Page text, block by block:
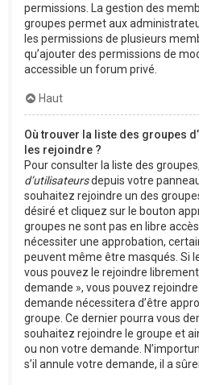
permissions. La gestion des
groupes permet aux
les permissions de plusieurs
qu’ajouter des permissions de
accessible un forum privé.
Haut
Où trouver la liste des groupes
les rejoindre ?
Pour consulter la liste des
d’utilisateursdepuis votre
souhaitez rejoindre un des
désiré et cliquez sur le bouton
groupes ne sont pas en libre
nécessiter une approbation,
peuvent même être masqués. Si
vous pouvez le rejoindre
demande », vous pouvez
demande nécessitera d’être
groupe. Ce dernier pourra vous
souhaitez rejoindre le groupe et
ou non votre demande.
s’il annule votre demande, il a